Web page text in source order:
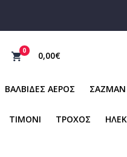
0 0,00€
ΒΑΛΒΙΔΕΣ ΑΕΡΟΣ ΣΑΖΜΑΝ
ΤΙΜΟΝΙ ΤΡΟΧΟΣ